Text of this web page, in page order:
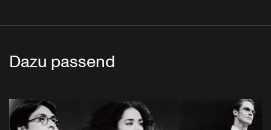
Dazu passend